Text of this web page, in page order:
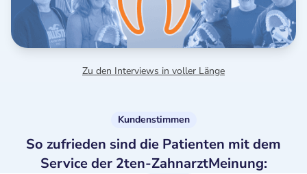
Zu den Interviews in voller Länge
Kundenstimmen
So zufrieden sind die Patienten mit dem
Service der 2ten-ZahnarztMeinung: